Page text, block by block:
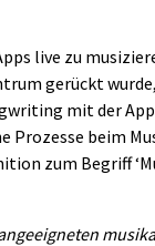
live zu
gerückt
mit der App
beim
zum Begriff